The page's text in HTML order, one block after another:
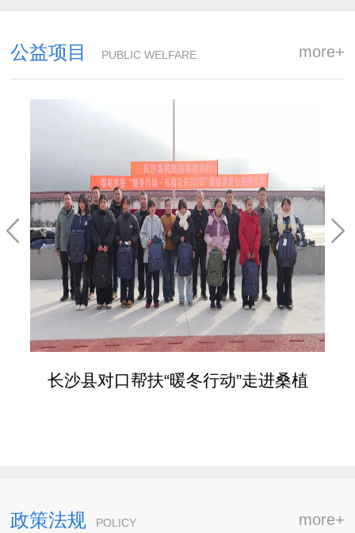
公益项目 PUBLIC WELFARE more+
长沙县对口帮扶“暖冬行动”走进桑植
政策法规 POLICY more+